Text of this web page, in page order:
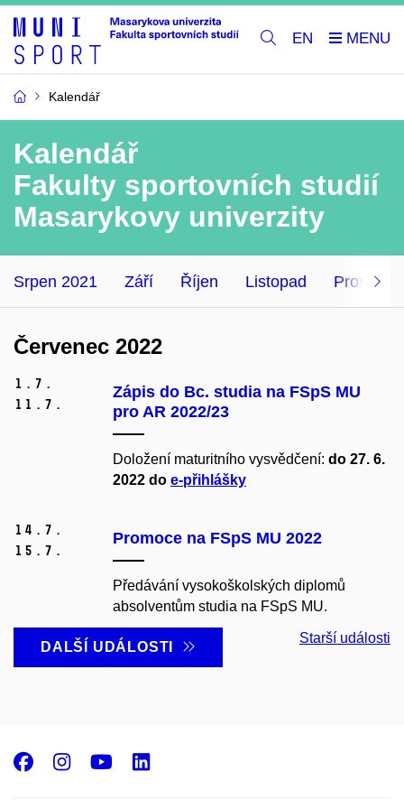
EN
Kalendář
Kalendář
Fakulty sportovních studií
Masarykovy univerzity
Srpen 2021 Září Říjen Listopad Prosinec
Červenec 2022
1. 7.
11. 7.
Zápis do Bc. studia na FSpS MU
pro AR 2022/23
Doložení maturitního vysvědčení: do 27. 6.
2022 do e-přihlášky
14. 7.
15. 7.
Promoce na FSpS MU 2022
Předávání vysokoškolských diplomů
absolventům studia na FSpS MU.
DALŠÍ UDÁLOSTI
Starší události
Facebook
Instagram
Youtube